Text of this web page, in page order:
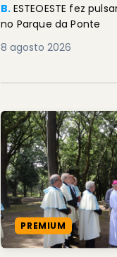
B. ESTEOESTE fez
no Parque da Ponte
8 agosto 2026
PREMIUM